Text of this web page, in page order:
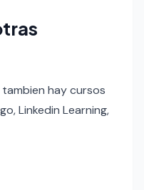
hay cursos
Linkedin Learning,